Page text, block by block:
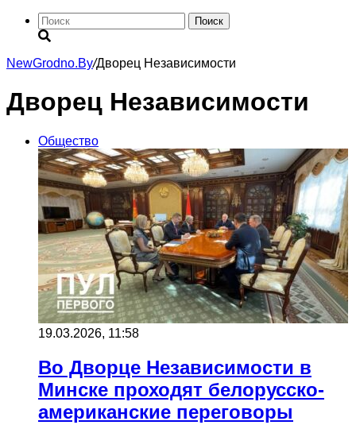
Поиск
NewGrodno.By/Дворец Независимости
Дворец Независимости
Общество
19.03.2026, 11:58
Во Дворце Независимости в
Минске проходят белорусско-
американские переговоры